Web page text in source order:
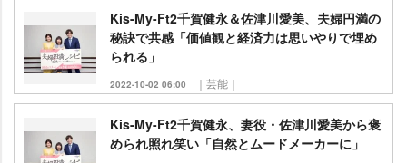
Kis-My-Ft2千賀健永＆佐津川愛美、夫婦円満の
秘訣で共感「価値観と経済力は思いやりで埋め
られる」
2022-10-02 06:00 ｜芸能｜
Kis-My-Ft2千賀健永、妻役・佐津川愛美から褒
められ照れ笑い「自然とムードメーカーに」